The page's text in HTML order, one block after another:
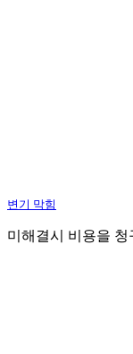
변기 막힘
미해결시 비용을